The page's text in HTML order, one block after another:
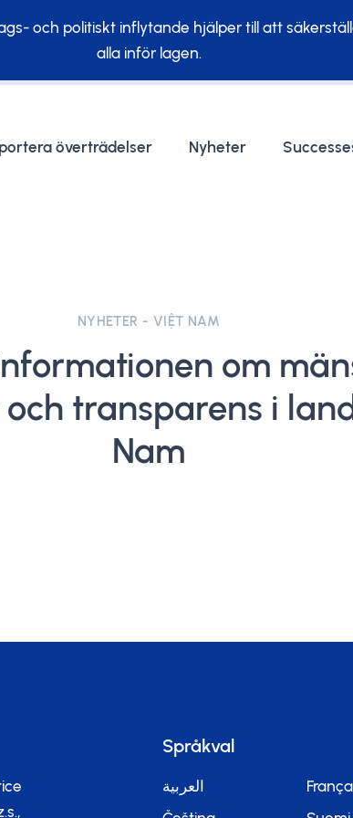
och politiskt inflytande hjälper till att
alla inför lagen.
överträdelser Nyheter
NYHETER - VIỆT NAM
om
transparens i
Nam
Språkval
العربية